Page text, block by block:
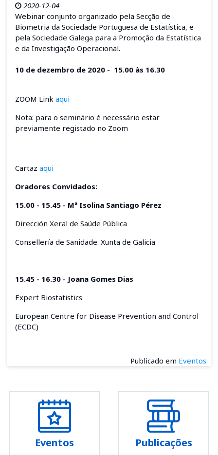
2020-12-04
Webinar conjunto organizado pela Secção de
Biometria da Sociedade Portuguesa de Estatística, e
pela Sociedade Galega para a Promoção da Estatística
e da Investigação Operacional.
10 de dezembro de 2020 - 15.00 às 16.30
ZOOM Link aqui
Nota: para o seminário é necessário estar
previamente registado no Zoom
Cartaz aqui
Oradores Convidados:
15.00 - 15.45 - Mª Isolina Santiago Pérez
Dirección Xeral de Saúde Pública
Consellería de Sanidade. Xunta de Galicia
15.45 - 16.30 - Joana Gomes Dias
Expert Biostatistics
European Centre for Disease Prevention and Control
(ECDC)
Publicado em Eventos
Eventos Publicações